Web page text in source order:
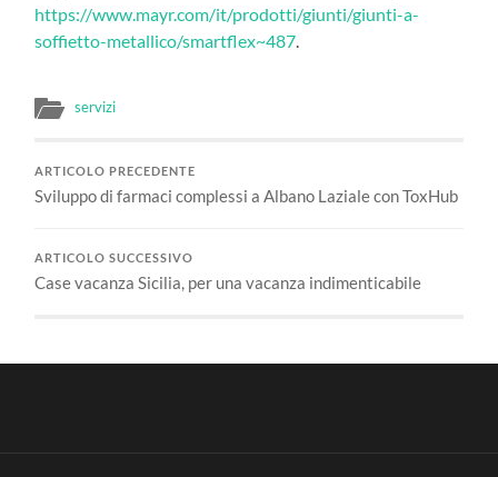
https://www.mayr.com/it/prodotti/giunti/giunti-a-
soffietto-metallico/smartflex~487.
servizi
ARTICOLO PRECEDENTE
Sviluppo di farmaci complessi a Albano Laziale con ToxHub
ARTICOLO SUCCESSIVO
Case vacanza Sicilia, per una vacanza indimenticabile